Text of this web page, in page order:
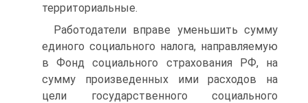
территориальные.
Работодатели вправе уменьшить сумму
единого социального налога, направляемую
в Фонд социального страхования РФ, на
сумму произведенных ими расходов на
цели государственного социального